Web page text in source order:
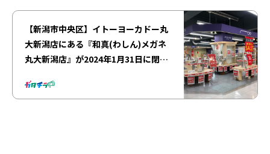
【新潟市中央区】イトーヨーカドー丸
大新潟店にある『和真(わしん)メガネ
丸大新潟店』が2024年1月31日に閉店